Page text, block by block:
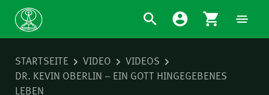
STARTSEITE VIDEO
VIDEOS
DR. KEVIN OBERLIN – EIN GOTT HINGEGEBENES
LEBEN